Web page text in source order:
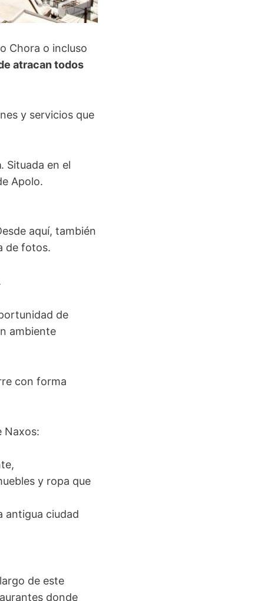
Chora o incluso
atracan todos
y servicios que
. Situada en el
Apolo.
aquí, también
de fotos.
de
ambiente
con forma
Naxos:
y ropa que
antigua ciudad
de este
donde